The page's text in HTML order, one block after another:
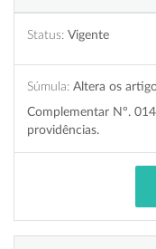
Status: Vigente
Súmula: Altera os
Complementar Nº.
providências.